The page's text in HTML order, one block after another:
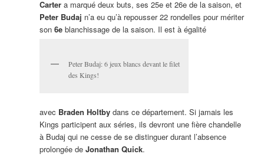
Cartera marqué deux buts, ses 25e et 26e de la saison, et
Peter Budaj n’a eu qu’à repousser 22 rondelles pour mériter
son 6eblanchissage de la saison. Il est à égalité
Peter Budaj: 6 jeux blancs devant le filet
des Kings!
avec Braden Holtbydans ce département. Si jamais les
Kings participent aux séries, ils devront une fière chandelle
à Budaj qui ne cesse de se distinguer durant l’absence
prolongée de Jonathan Quick.